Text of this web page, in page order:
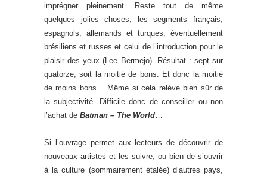
imprégner pleinement. Reste tout de même
quelques jolies choses, les segments français,
espagnols, allemands et turques, éventuellement
brésiliens et russes et celui de l’introduction pour le
plaisir des yeux (Lee Bermejo). Résultat : sept sur
quatorze, soit la moitié de bons. Et donc la moitié
de moins bons… Même si cela relève bien sûr de
la subjectivité. Difficile donc de conseiller ou non
l’achat de Batman – The World
Si l’ouvrage permet aux lecteurs de découvrir de
nouveaux artistes et les suivre, ou bien de s’ouvrir
à la culture (sommairement étalée) d’autres pays,